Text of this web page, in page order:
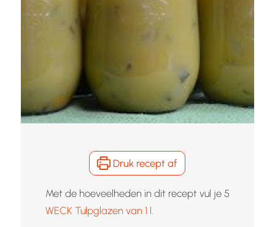
Druk recept af
Met de hoeveelheden in dit recept vul je 5
WECK Tulpglazen van 1 l